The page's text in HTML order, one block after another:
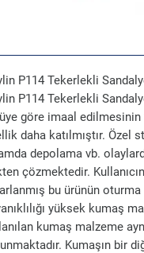
P114 Tekerlekli
P114 Tekerlekli
göre imaal edilmesinin
daha katılmıştır. Özel
depolama vb.
çözmektedir.
bu ürünün
yüksek kumaş
kumaş malzeme
Kumaşın bir